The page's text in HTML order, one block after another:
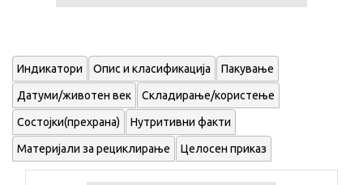
Индикатори Опис и класификација Пакување
Датуми/животен век Складирање/користење
Состојки(прехрана) Нутритивни факти
Материјали за рециклирање Целосен приказ